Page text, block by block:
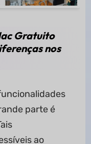
Gratuito
nos
parte é
ao